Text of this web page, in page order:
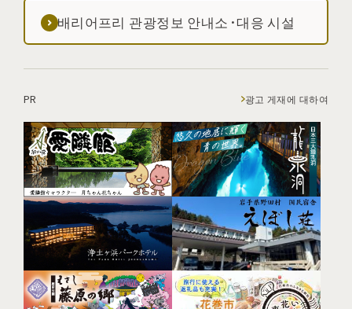
배리어프리 관광정보 안내소·대응 시설
PR 광고 게재에 대하여